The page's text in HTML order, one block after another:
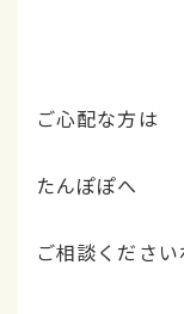
ご心配な方は
たんぽぽへ
ご相談ください